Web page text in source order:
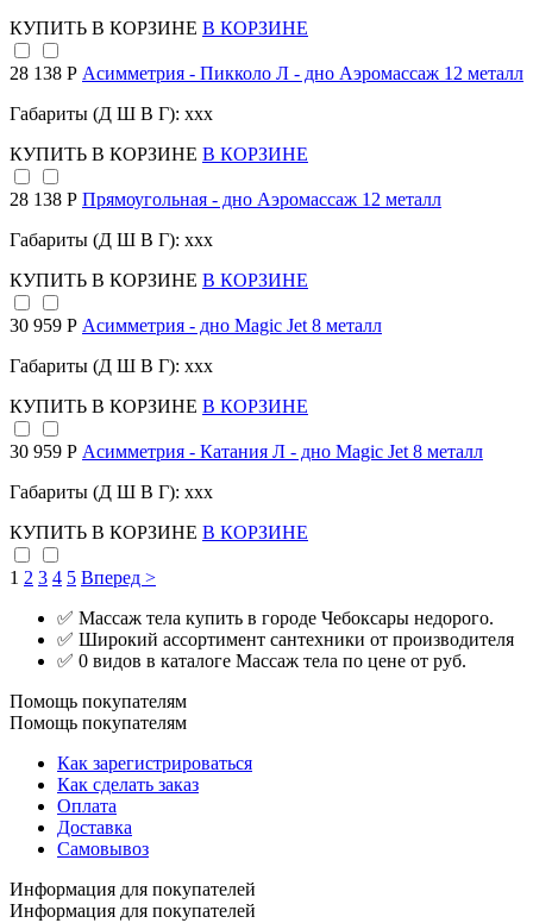
КУПИТЬ В КОРЗИНЕ В КОРЗИНЕ
28 138 Р Асимметрия - Пикколо Л - дно Аэромассаж 12 металл
Габариты (Д Ш В Г): xxx
КУПИТЬ В КОРЗИНЕ В КОРЗИНЕ
28 138 Р Прямоугольная - дно Аэромассаж 12 металл
Габариты (Д Ш В Г): xxx
КУПИТЬ В КОРЗИНЕ В КОРЗИНЕ
30 959 Р Асимметрия - дно Magic Jet 8 металл
Габариты (Д Ш В Г): xxx
КУПИТЬ В КОРЗИНЕ В КОРЗИНЕ
30 959 Р Асимметрия - Катания Л - дно Magic Jet 8 металл
Габариты (Д Ш В Г): xxx
КУПИТЬ В КОРЗИНЕ В КОРЗИНЕ
1 2 3 4 5 Вперед >
✅ Массаж тела купить в городе Чебоксары недорого.
✅ Широкий ассортимент сантехники от производителя
✅ 0 видов в каталоге Массаж тела по цене от руб.
Помощь покупателям
Помощь покупателям
Как зарегистрироваться
Как сделать заказ
Оплата
Доставка
Самовывоз
Информация для покупателей
Информация для покупателей